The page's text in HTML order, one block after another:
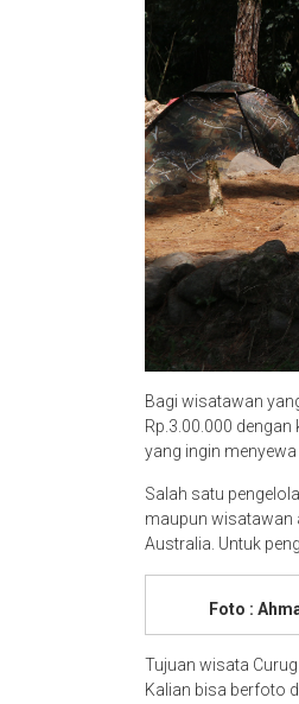
Bagi wisatawan
Rp.3.00.000
yang ingin
Salah satu
maupun wisatawan
Australia. Untuk
Foto :
Tujuan wisata
Kalian bisa berfoto